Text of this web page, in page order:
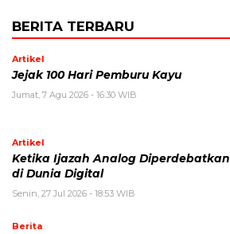
BERITA TERBARU
Artikel
Jejak 100 Hari Pemburu Kayu
Jumat, 7 Agu 2026 - 16:30 WIB
Artikel
Ketika Ijazah Analog Diperdebatkan
di Dunia Digital
Senin, 27 Jul 2026 - 18:53 WIB
Berita